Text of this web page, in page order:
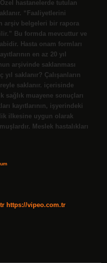
hastanelerde tutulan
“Faaliyetlerini
arşiv belgeleri bir rapora
Bu formda mevcuttur ve
Hasta onam formları
en az 20 yıl
arşivinde saklanması
saklanır? Çalışanların
saklanır. içerisinde
muayene sonuçları
kayıtlarının, işyerindeki
ilkesine uygun olarak
Meslek hastalıkları
https://vipeo.com.tr